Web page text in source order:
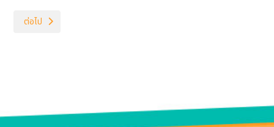
เนื้อหาถัดไป: กิจกรรมกีฬาวันครู
ต่อไป